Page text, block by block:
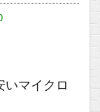
いマイクロ